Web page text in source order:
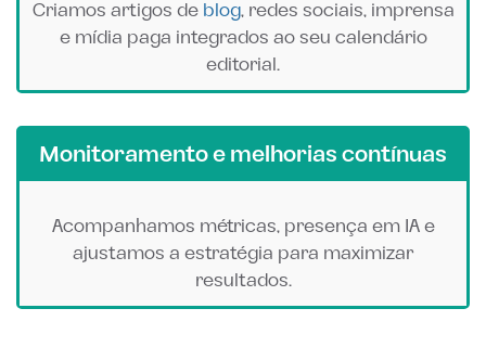
Criamos artigos de blog, redes sociais, imprensa
e mídia paga integrados ao seu calendário
editorial.
Monitoramento e melhorias contínuas
Acompanhamos métricas, presença em IA e
ajustamos a estratégia para maximizar
resultados.